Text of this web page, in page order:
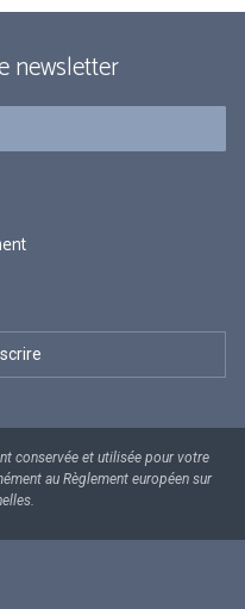
newsletter
conservée et utilisée pour votre
au Règlement européen sur